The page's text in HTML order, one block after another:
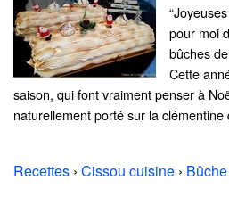
pour moi
bûches
Cette
saison, qui font vraiment penser à
naturellement porté sur la clémentine
Recettes › Cissou cuisine ›